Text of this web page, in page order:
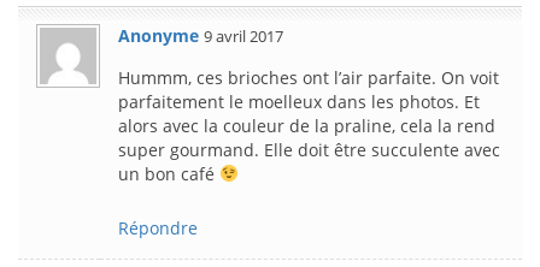
Anonyme 9 avril 2017
Hummm, ces brioches ont l’air parfaite. On voit
parfaitement le moelleux dans les photos. Et
alors avec la couleur de la praline, cela la rend
super gourmand. Elle doit être succulente avec
un bon café
Répondre